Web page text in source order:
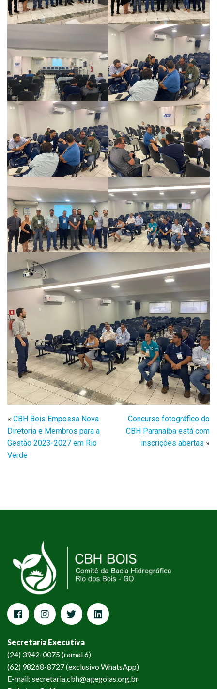
« CBH Bois Empossa Nova
Diretoria e Membros para a
Gestão 2023-2027 em Rio
Verde
Concurso fotográfico do
CBH Paranaíba está com
inscrições abertas »
Secretaria Executiva
(24) 3942-0075 (ramal 6)
(62) 98268-8727 (exclusivo WhatsApp)
E-mail: secretaria.cbh@agegoias.org.br